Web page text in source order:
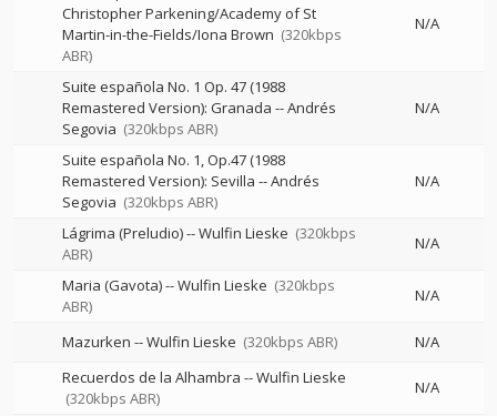
Christopher Parkening/Academy of St
Martin-in-the-Fields/Iona Brown (320kbps
ABR)
N/A
Suite española No. 1 Op. 47 (1988
Remastered Version): Granada --Andrés
Segovia (320kbps ABR)
N/A
Suite española No. 1, Op.47 (1988
Remastered Version): Sevilla --Andrés
Segovia (320kbps ABR)
N/A
Lágrima (Preludio)--Wulfin Lieske (320kbps
ABR)
N/A
Maria (Gavota)--Wulfin Lieske (320kbps
ABR)
N/A
Mazurken --Wulfin Lieske (320kbps ABR)
N/A
Recuerdos de la Alhambra --Wulfin Lieske
(320kbps ABR)
N/A